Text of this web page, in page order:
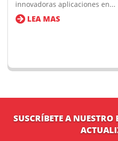
innovadoras aplicaciones en...
LEA MAS
SUSCRÍBETE A